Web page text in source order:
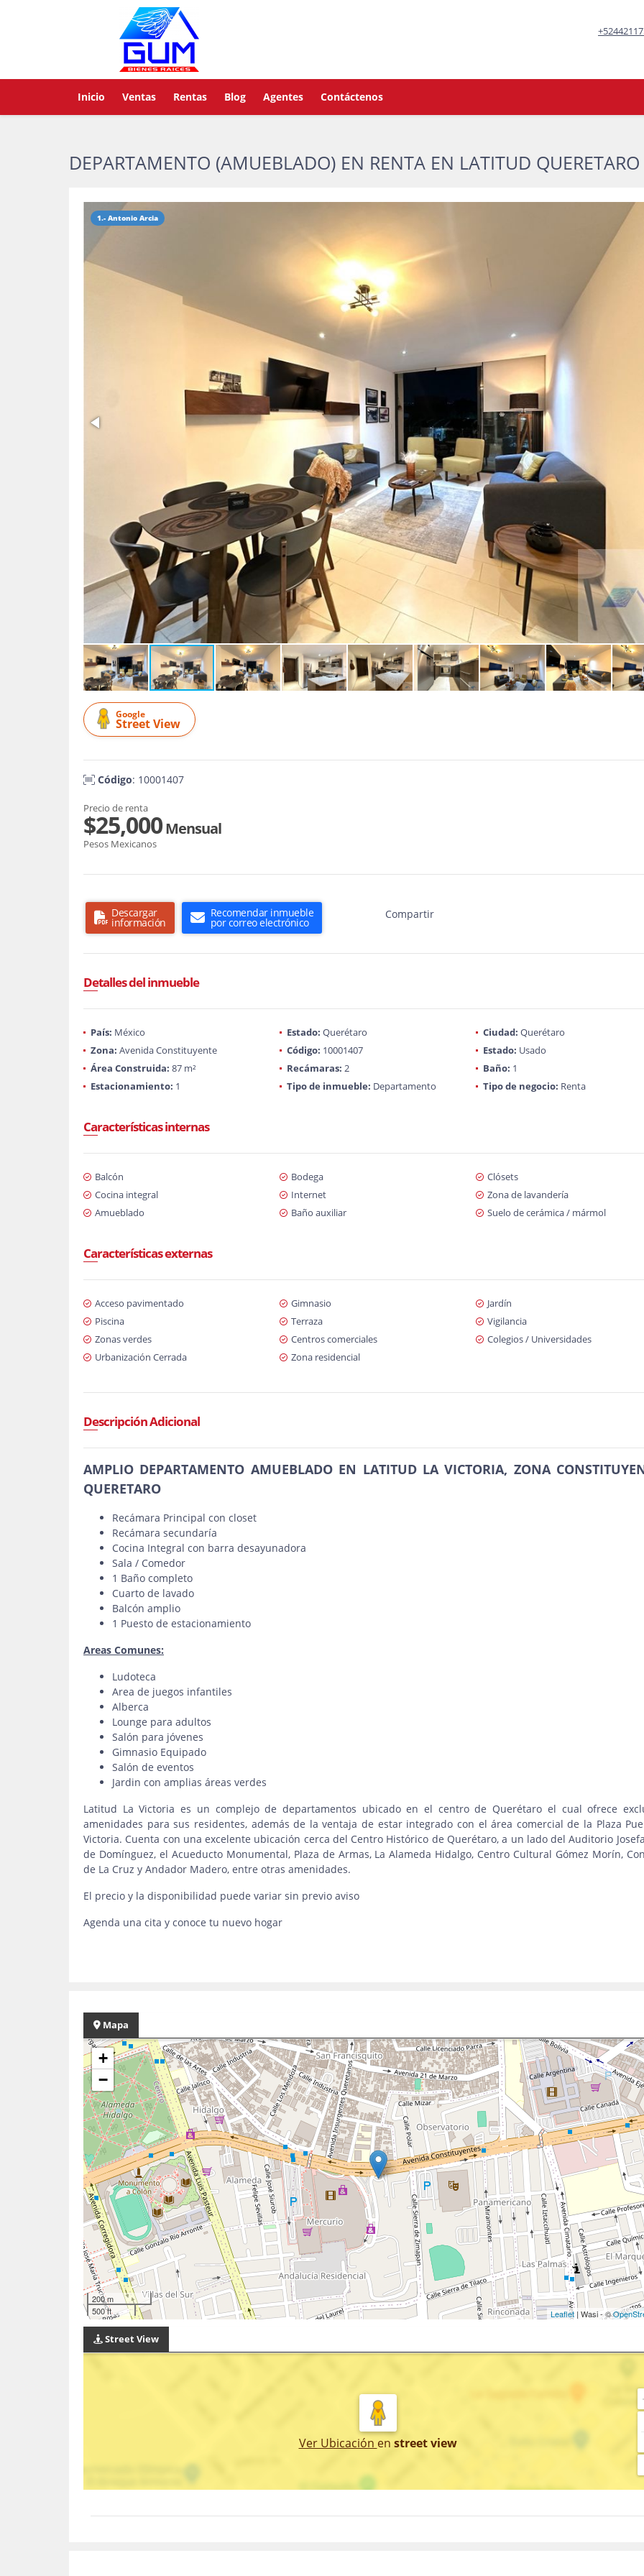
Inicio Ventas Rentas Blog Agentes Contáctenos
DEPARTAMENTO (AMUEBLADO) EN RENTA EN LATITUD
1.- Antonio Arcia
Google
Street View
Código: 10001407
Precio de renta
$25,000Mensual
Pesos Mexicanos
Descargar
información
Recomendar inmueble
por correo electrónico
Compartir
Detalles del inmueble
País: México Estado: Querétaro Ciudad: Querétaro
Zona: Avenida Constituyente Código: 10001407 Estado: Usado
Área Construida: 87 m² Recámaras: 2 Baño: 1
Estacionamiento: 1 Tipo de inmueble: Departamento Tipo de negocio: Renta
Características internas
Balcón Bodega
Clósets
Cocina integral
Internet
Zona de lavandería
Amueblado
Baño auxiliar Suelo de cerámica / mármol
Características externas
Acceso pavimentado Gimnasio
Jardín
Piscina
Terraza
Vigilancia
Zonas verdes
Centros comerciales
Colegios / Universidades
Urbanización Cerrada
Zona residencial
Descripción Adicional
AMPLIO DEPARTAMENTO AMUEBLADO EN LATITUD LA VICTORIA, ZONA
QUERETARO
Recámara Principal con closet
Recámara secundaría
Cocina Integral con barra desayunadora
Sala / Comedor
1 Baño completo
Cuarto de lavado
Balcón amplio
1 Puesto de estacionamiento
Areas Comunes:
Ludoteca
Area de juegos infantiles
Alberca
Lounge para adultos
Salón para jóvenes
Gimnasio Equipado
Salón de eventos
Jardin con amplias áreas verdes
Latitud La Victoria es un complejo de departamentos ubicado en el centro de Querétaro el cual ofrece
amenidades para sus residentes, además de la ventaja de estar integrado con el área comercial de la Plaza
Victoria. Cuenta con una excelente ubicación cerca del Centro Histórico de Querétaro, a un lado del Auditorio
de Domínguez, el Acueducto Monumental, Plaza de Armas, La Alameda Hidalgo, Centro Cultural Gómez Morín,
de La Cruz y Andador Madero, entre otras amenidades.
El precio y la disponibilidad puede variar sin previo aviso
Agenda una cita y conoce tu nuevo hogar
Mapa
+
−
200 m
500 ft
Leaflet | Wasi - ©
Street View
Ver Ubicación en street view